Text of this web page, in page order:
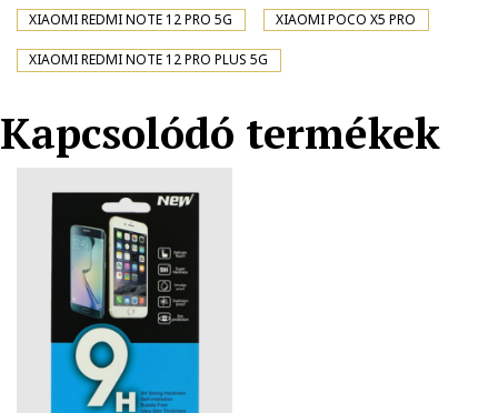
XIAOMI REDMI NOTE 12 PRO 5G XIAOMI POCO X5 PRO
XIAOMI REDMI NOTE 12 PRO PLUS 5G
Kapcsolódó termékek